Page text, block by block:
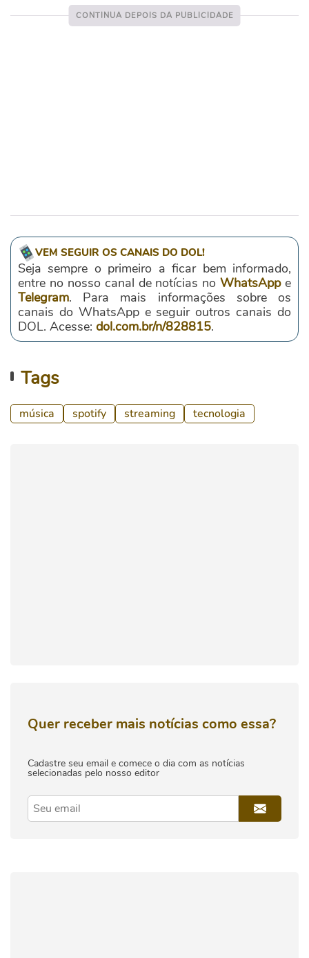
VEM SEGUIR OS CANAIS DO DOL!
Seja sempre o primeiro a ficar bem informado,
entre no nosso canal de notícias noWhatsAppe
Telegram. Para mais informações sobre os
canais do WhatsApp e seguir outros canais do
DOL. Acesse: dol.com.br/n/828815.
Tags
música spotify streaming tecnologia
Quer receber mais notícias como essa?
Cadastre seu email e comece o dia com as notícias
selecionadas pelo nosso editor